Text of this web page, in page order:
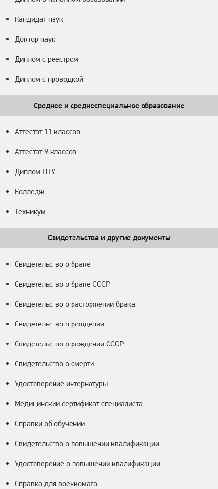
Кандидат наук
Доктор наук
Диплом с реестром
Диплом с проводкой
Среднее и среднеспециальное образование
Аттестат 11 классов
Аттестат 9 классов
Диплом ПТУ
Колледж
Техникум
Свидетельства и другие документы
Свидетельство о браке
Свидетельство о браке СССР
Свидетельство о расторжении брака
Свидетельство о рождении
Свидетельство о рождении СССР
Свидетельство о смерти
Удостоверение интернатуры
Медицинский сертификат специалиста
Справки об обучении
Свидетельство о повышении квалификации
Удостоверение о повышении квалификации
Справка для военкомата